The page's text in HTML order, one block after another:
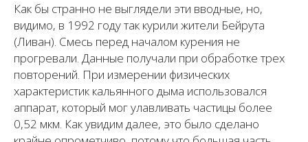
Как бы странно не выглядели эти вводные, но,
видимо, в 1992 году так курили жители Бейрута
(Ливан). Смесь перед началом курения не
прогревали. Данные получали при обработке трех
повторений. При измерении физических
характеристик кальянного дыма использовался
аппарат, который мог улавливать частицы более
0,52 мкм. Как увидим далее, это было сделано